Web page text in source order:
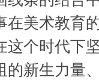
在美术教育
这个时代下
的新生力量